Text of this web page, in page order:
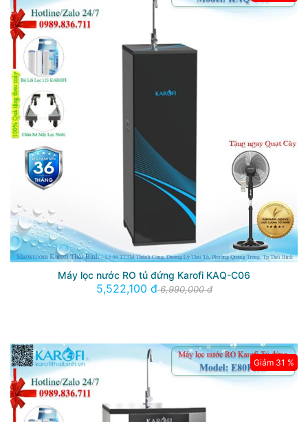
Máy lọc nước RO tủ đứng Karofi KAQ-C06
5,522,100 đ6,990,000 đ
Giảm 31 %